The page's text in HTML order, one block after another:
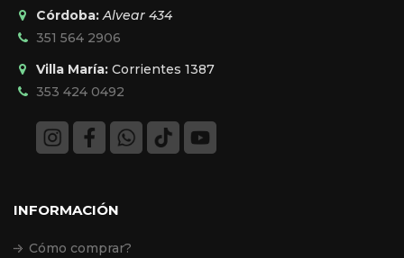
Córdoba:Alvear 434
351 564 2906
Villa María: Corrientes 1387
353 424 0492
INFORMACIÓN
Cómo comprar?